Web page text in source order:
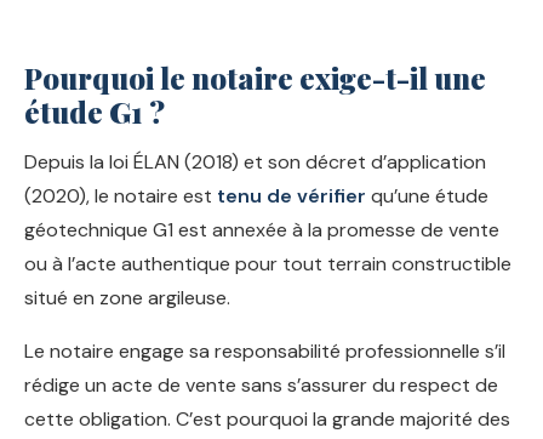
Pourquoi le notaire exige-t-il une
étude G1 ?
Depuis la loi ÉLAN (2018) et son décret d’application
(2020), le notaire est tenu de vérifier qu’une étude
géotechnique G1 est annexée à la promesse de vente
ou à l’acte authentique pour tout terrain constructible
situé en zone argileuse.
Le notaire engage sa responsabilité professionnelle s’il
rédige un acte de vente sans s’assurer du respect de
cette obligation. C’est pourquoi la grande majorité des